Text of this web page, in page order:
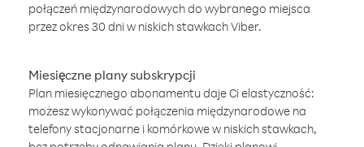
połączeń międzynarodowych do wybranego miejsca
przez okres 30 dni w niskich stawkach Viber.
Miesięczne plany subskrypcji
Plan miesięcznego abonamentu daje Ci elastyczność:
możesz wykonywać połączenia międzynarodowe na
telefony stacjonarne i komórkowe w niskich stawkach,